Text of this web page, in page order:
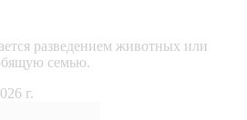
разведением животных или
семью.
г.